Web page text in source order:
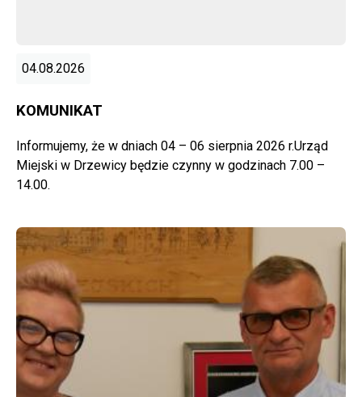
04.08.2026
KOMUNIKAT
Informujemy, że w dniach 04 – 06 sierpnia 2026 r.Urząd
Miejski w Drzewicy będzie czynny w godzinach 7.00 –
14.00.